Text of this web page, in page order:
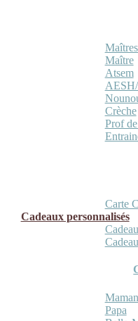
Maître
Atsem
Crèche
Prof
Carte
Cadeaux personnalisés
Maman
Papa